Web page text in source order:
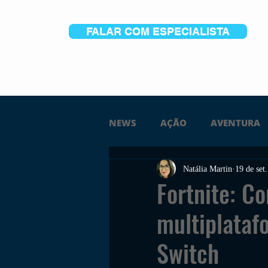
FALAR COM ESPECIALISTA
NEWS AÇÃO AVENTURA
FICÇÃO TERROR PC
TRAILER PLATAFORMA
Fortnite:
Switch
Natália Martin 19 de